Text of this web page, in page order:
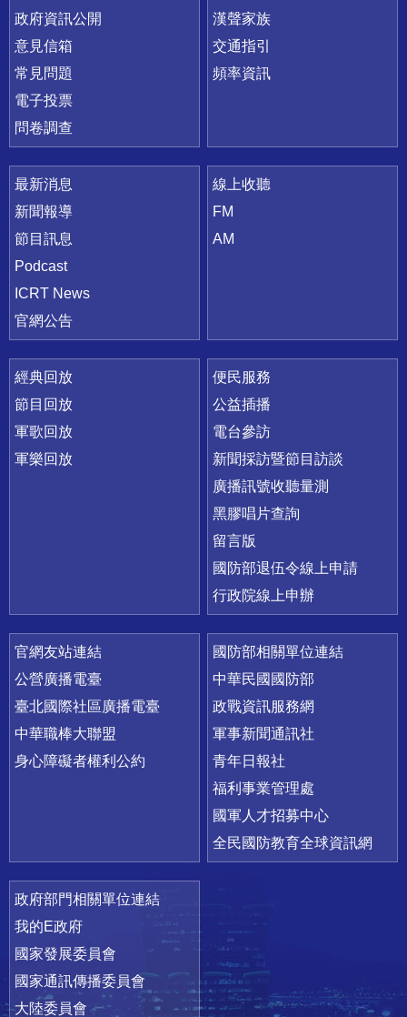
政府資訊公開
意見信箱
常見問題
電子投票
問卷調查
漢聲家族
交通指引
頻率資訊
最新消息
新聞報導
節目訊息
Podcast
ICRT News
官網公告
線上收聽
FM
AM
經典回放
節目回放
軍歌回放
軍樂回放
便民服務
公益插播
電台參訪
新聞採訪暨節目訪談
廣播訊號收聽量測
黑膠唱片查詢
留言版
國防部退伍令線上申請
行政院線上申辦
官網友站連結
公營廣播電臺
臺北國際社區廣播電臺
中華職棒大聯盟
身心障礙者權利公約
國防部相關單位連結
中華民國國防部
政戰資訊服務網
軍事新聞通訊社
青年日報社
福利事業管理處
國軍人才招募中心
全民國防教育全球資訊網
政府部門相關單位連結
我的E政府
國家發展委員會
國家通訊傳播委員會
大陸委員會